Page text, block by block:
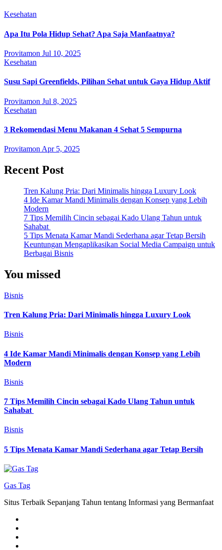
Kesehatan
Apa Itu Pola Hidup Sehat? Apa Saja Manfaatnya?
Provitamon Jul 10, 2025
Kesehatan
Susu Sapi Greenfields, Pilihan Sehat untuk Gaya Hidup Aktif
Provitamon Jul 8, 2025
Kesehatan
3 Rekomendasi Menu Makanan 4 Sehat 5 Sempurna
Provitamon Apr 5, 2025
Recent Post
Tren Kalung Pria: Dari Minimalis hingga Luxury Look
4 Ide Kamar Mandi Minimalis dengan Konsep yang Lebih
Modern
7 Tips Memilih Cincin sebagai Kado Ulang Tahun untuk
Sahabat
5 Tips Menata Kamar Mandi Sederhana agar Tetap Bersih
Keuntungan Mengaplikasikan Social Media Campaign untuk
Berbagai Bisnis
You missed
Bisnis
Tren Kalung Pria: Dari Minimalis hingga Luxury Look
Bisnis
4 Ide Kamar Mandi Minimalis dengan Konsep yang Lebih
Modern
Bisnis
7 Tips Memilih Cincin sebagai Kado Ulang Tahun untuk
Sahabat
Bisnis
5 Tips Menata Kamar Mandi Sederhana agar Tetap Bersih
Gas Tag
Situs Terbaik Sepanjang Tahun tentang Informasi yang Bermanfaat